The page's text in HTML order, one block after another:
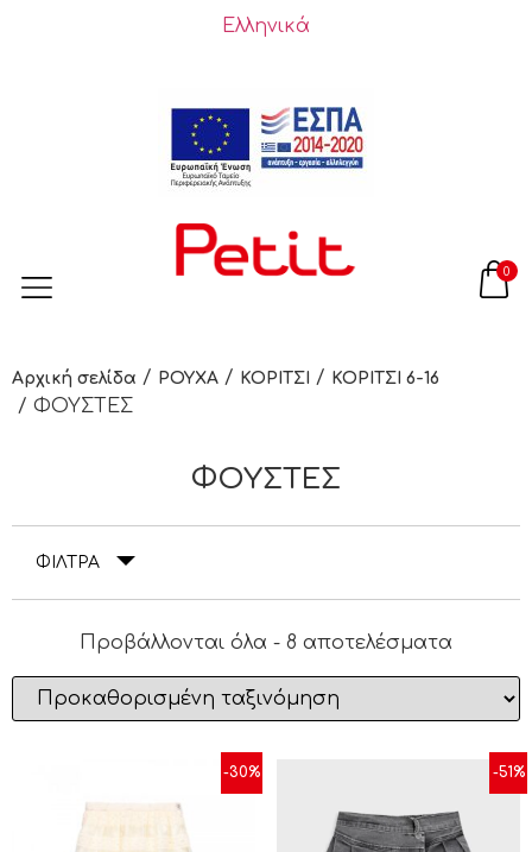
Ελληνικά
0
Αρχική σελίδα / ΡΟΥΧΑ / ΚΟΡΙΤΣΙ / ΚΟΡΙΤΣΙ 6-16
/ ΦΟΥΣΤΕΣ
ΦΟΥΣΤΕΣ
ΦΙΛΤΡΑ
Προβάλλονται όλα - 8 αποτελέσματα
-30% -51%